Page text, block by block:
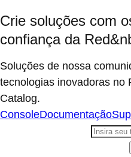
Crie soluções com
confiança da
Soluções de nossa
tecnologias inovadoras no
Catalog.
ConsoleDocumentação